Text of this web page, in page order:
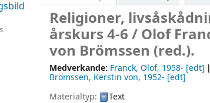
Religioner,
årskurs 4-6 /Olof
von Brömssen (red.).
Medverkande: Franck, Olof, 1958- [edt]
Brömssen, Kerstin von, 1952- [edt]
Materialtyp:
Text